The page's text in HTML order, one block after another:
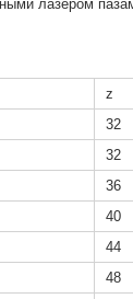
лазером
z
32
32
36
40
44
48